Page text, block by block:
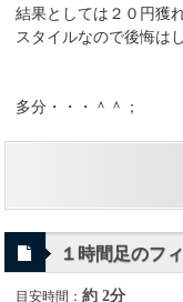
結果としては２０円獲
スタイルなので後悔は
多分・・・＾＾；
１時間足のフ
目安時間：約 2分